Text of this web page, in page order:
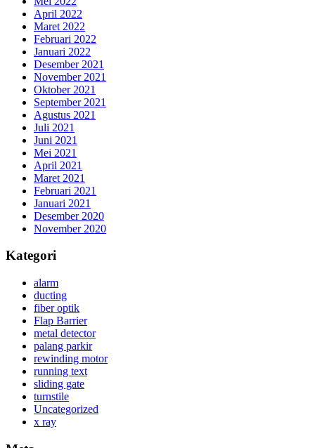
April 2022
Maret 2022
Februari 2022
Januari 2022
Desember 2021
November 2021
Oktober 2021
September 2021
Agustus 2021
Juli 2021
Juni 2021
Mei 2021
April 2021
Maret 2021
Februari 2021
Januari 2021
Desember 2020
November 2020
Kategori
alarm
ducting
fiber optik
Flap Barrier
metal detector
palang parkir
rewinding motor
running text
sliding gate
turnstile
Uncategorized
x ray